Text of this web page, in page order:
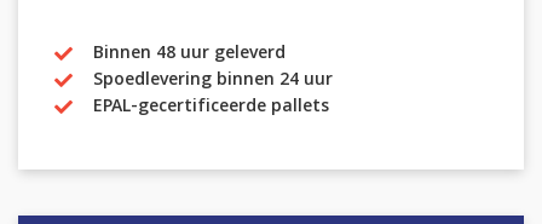
Binnen 48 uur geleverd
Spoedlevering binnen 24 uur
EPAL-gecertificeerde pallets